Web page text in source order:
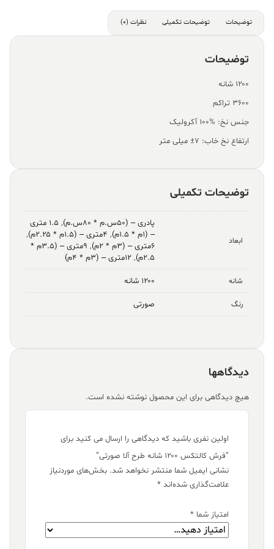
توضیحات توضیحات تکمیلی نظرات (0)
توضیحات
۱۲۰۰ شانه
۳۶۰۰ تراکم
جنس نخ: %100 آکرولیک
ارتفاع نخ خاب: ۷± میلی متر
توضیحات تکمیلی
ابعاد
پادری – (۵۰س.م * ۸۰س.م) ,
۱.۵ متری
– (۱م * ۱.۵م)
, ۴متری – (۱.۵م * ۲.۲۵م)
,
۶متری – (۳م * ۲م)
,
۹متری – (۳.۵م *
۲.۵م)
, ۱۲متری – (۳م * ۴م)
شانه ۱۲۰۰ شانه
رنگ صورتی
دیدگاهها
هیچ دیدگاهی برای این محصول نوشته نشده است.
اولین نفری باشید که دیدگاهی را ارسال می کنید برای
“فرش کالتکس ۱۲۰۰ شانه طرح آلا صورتی”
نشانی ایمیل شما منتشر نخواهد شد. بخش‌های موردنیاز
علامت‌گذاری شده‌اند *
امتیاز شما *